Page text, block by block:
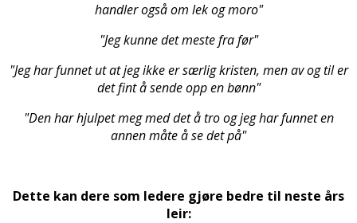
handler også om lek og moro"
"Jeg kunne det meste fra før"
"Jeg har funnet ut at jeg ikke er særlig kristen, men av og til er
det fint å sende opp en bønn"
"Den har hjulpet meg med det å tro og jeg har funnet en
annen måte å se det på"
Dette kan dere som ledere gjøre bedre til neste års
leir: